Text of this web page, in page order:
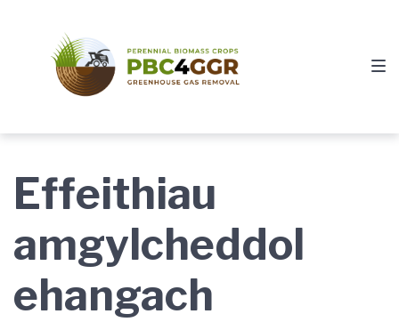
navigation
content
footer
Effeithiau
amgylcheddol
ehangach